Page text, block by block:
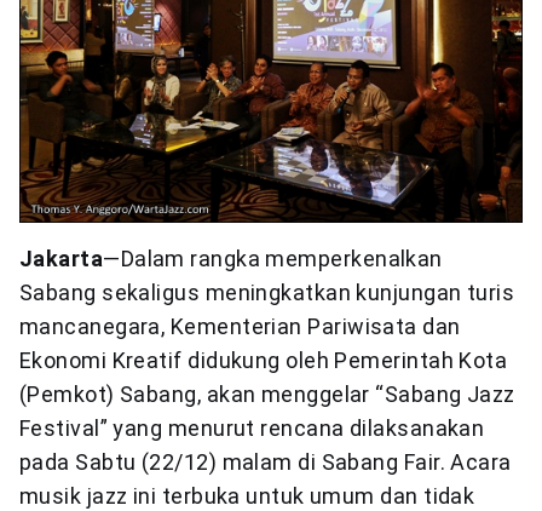
Jakarta—Dalam rangka memperkenalkan
Sabang sekaligus meningkatkan kunjungan turis
mancanegara, Kementerian Pariwisata dan
Ekonomi Kreatif didukung oleh Pemerintah Kota
(Pemkot) Sabang, akan menggelar “Sabang Jazz
Festival” yang menurut rencana dilaksanakan
pada Sabtu (22/12) malam di Sabang Fair. Acara
musik jazz ini terbuka untuk umum dan tidak